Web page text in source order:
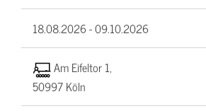
18.08.2026 -09.10.2026
Am Eifeltor 1,
50997 Köln